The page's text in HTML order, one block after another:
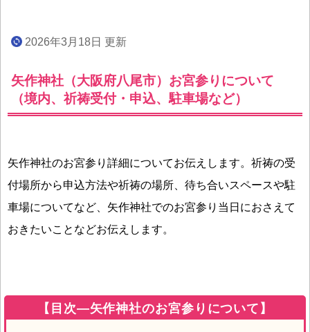
2026年3月18日 更新
矢作神社（大阪府八尾市）お宮参りについて
（境内、祈祷受付・申込、駐車場など）
矢作神社のお宮参り詳細についてお伝えします。祈祷の受
付場所から申込方法や祈祷の場所、待ち合いスペースや駐
車場についてなど、矢作神社でのお宮参り当日におさえて
おきたいことなどお伝えします。
【目次―矢作神社のお宮参りについて】